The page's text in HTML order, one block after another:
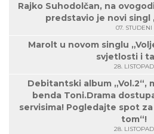
Rajko Suhodolčan, na
predstavio je novi singl
07. STUDENI
Marolt u novom singlu
svjetlosti i
28. LISTOPAD
Debitantski album „Vol.2“,
benda Toni.Drama
servisima! Pogledajte spot
tom“!
28. LISTOPAD